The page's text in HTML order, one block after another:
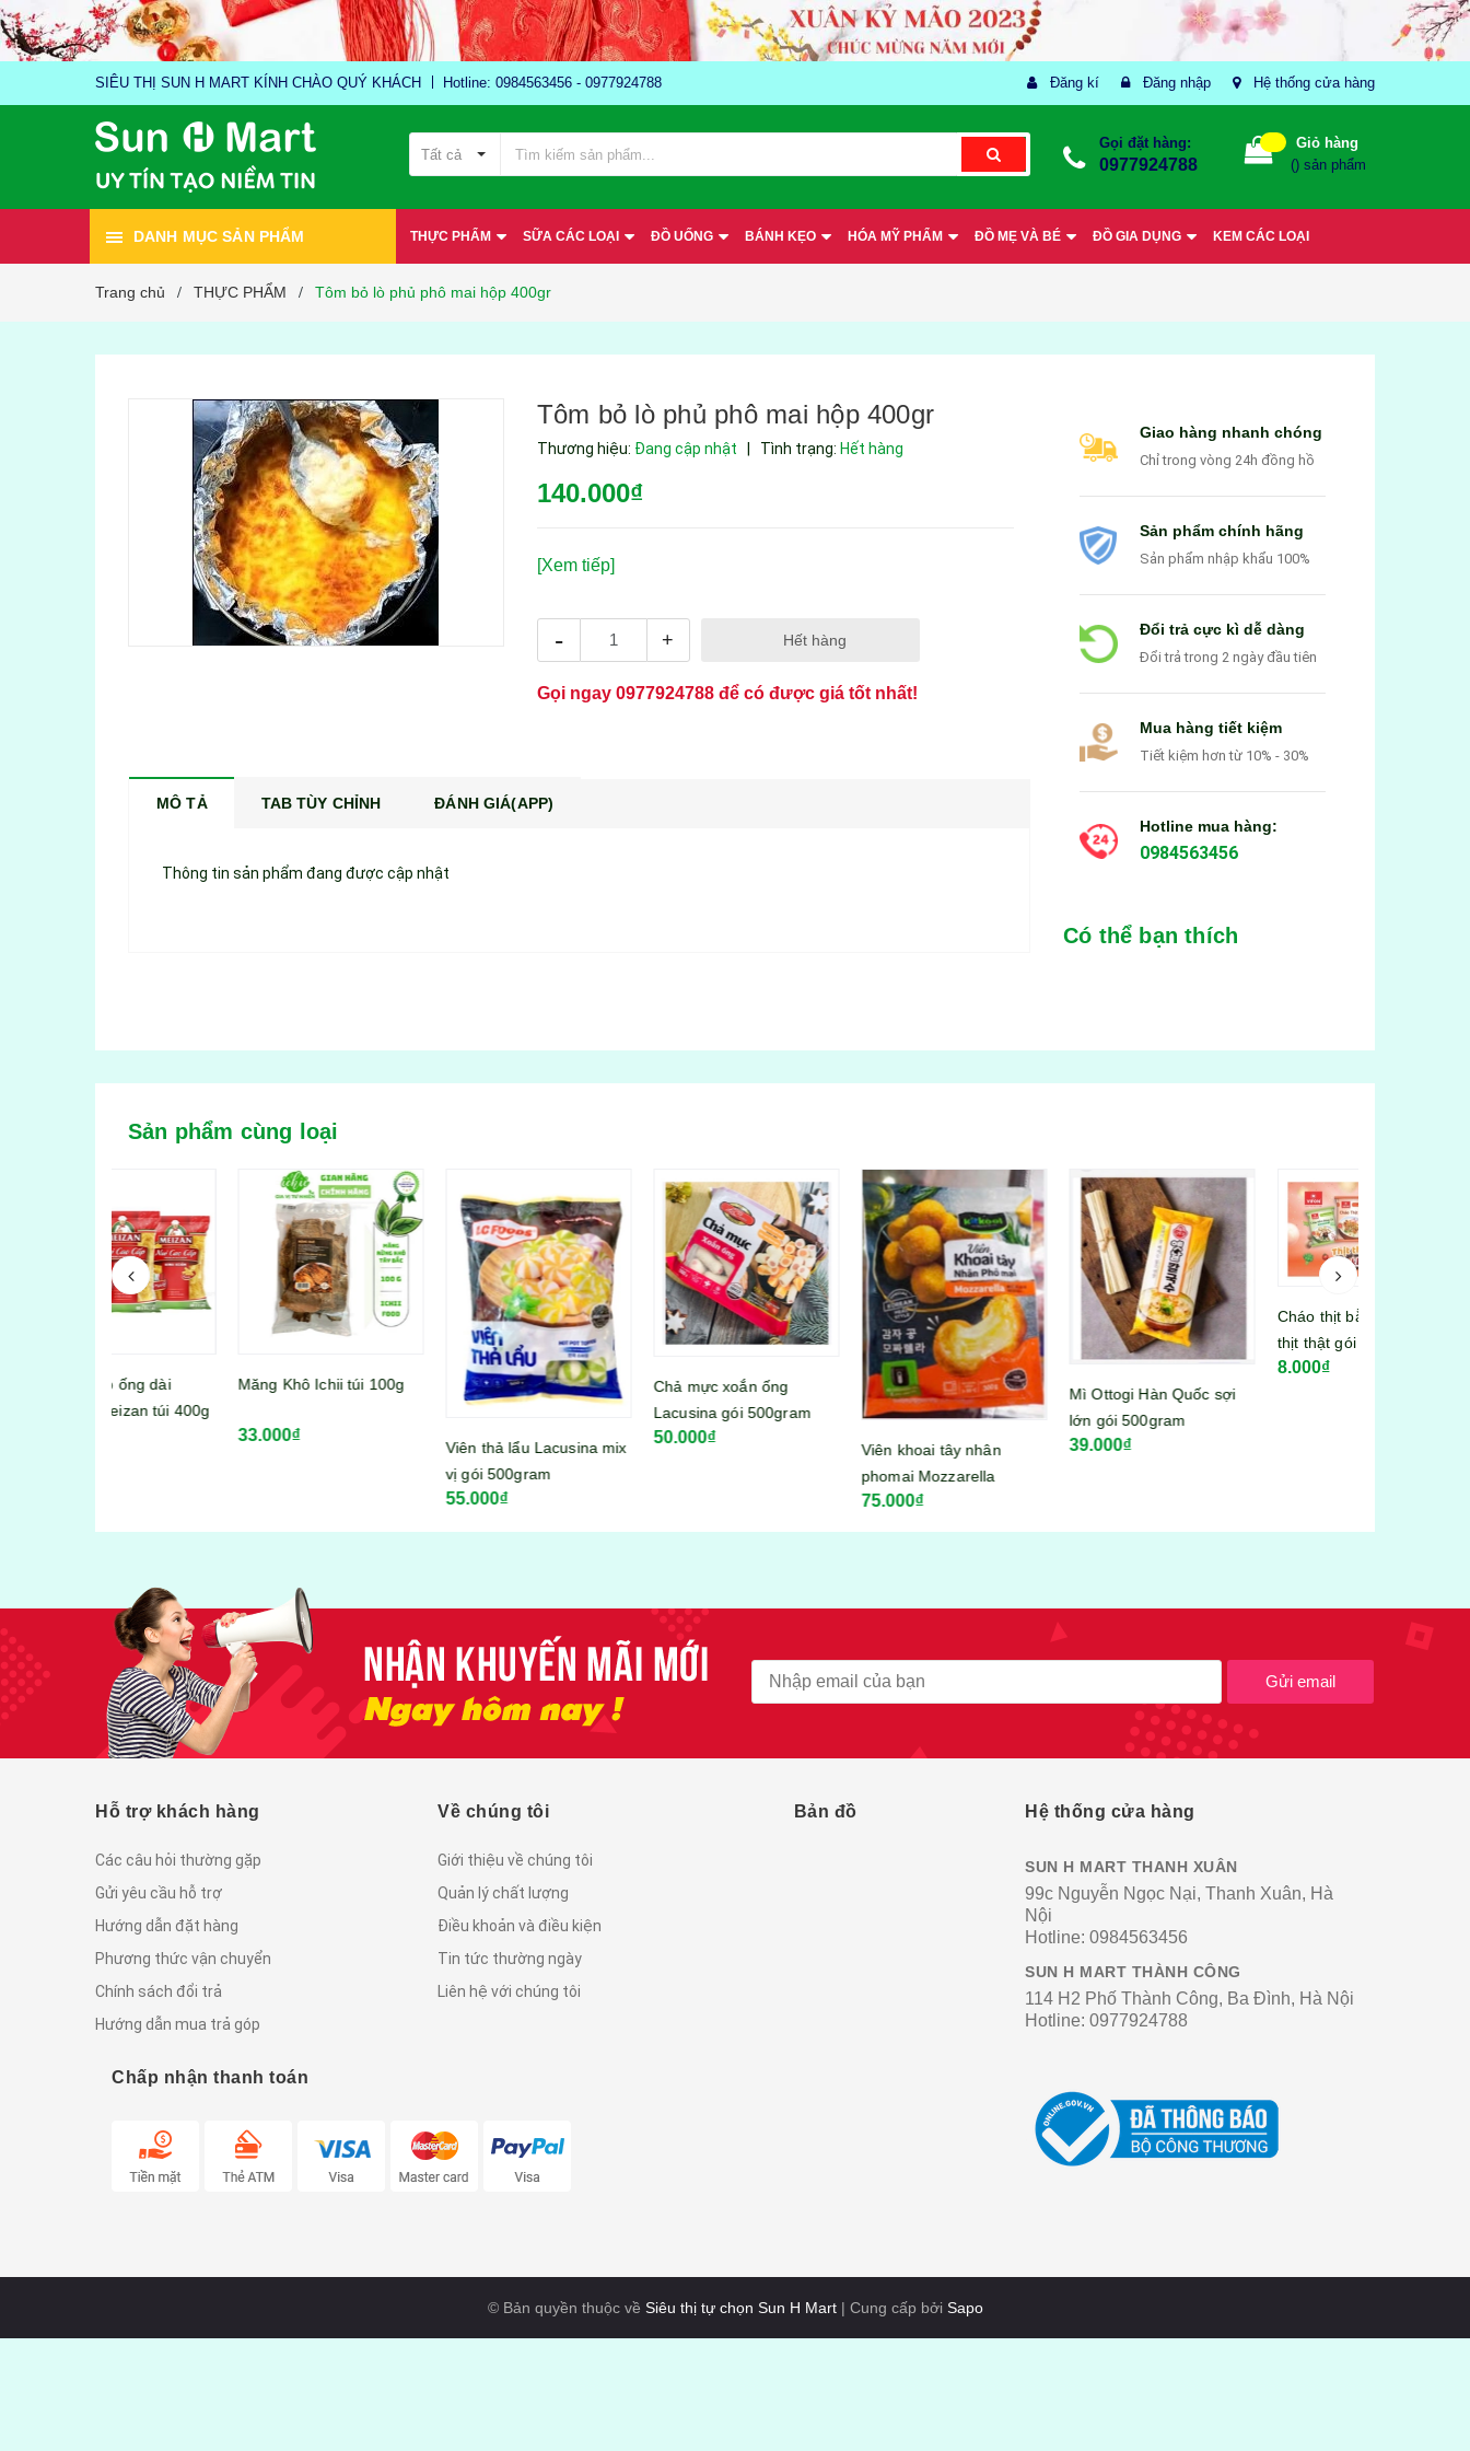
SIÊU THỊ SUN H MART KÍNH CHÀO QUÝ KHÁCH Hotline: 0984563456 - 0977924788 Đăng kí Đăng nhập Hệ thống cửa hàng
Tất cả
Gọi đặt hàng:
0977924788
Giỏ hàng
() sản phẩm
DANH MỤC SẢN PHẨM THỰC PHẨM SỮA CÁC LOẠI ĐỒ UỐNG BÁNH KẸO HÓA MỸ PHẨM ĐỒ MẸ VÀ BÉ ĐỒ GIA DỤNG KEM CÁC LOẠI
Trang chủ / THỰC PHẨM / Tôm bỏ lò phủ phô mai hộp 400gr
Tôm bỏ lò phủ phô mai hộp 400gr
Thương hiệu: Đang cập nhật Tình trạng: Hết hàng
140.000₫
[Xem tiếp]
- + Hết hàng
Gọi ngay 0977924788để có được giá tốt nhất!
MÔ TẢ TAB TÙY CHỈNH ĐÁNH GIÁ(APP)
Thông tin sản phẩm đang được cập nhật
Giao hàng nhanh chóng
Chỉ trong vòng 24h đồng hồ
Sản phẩm chính hãng
Sản phẩm nhập khẩu 100%
Đổi trả cực kì dễ dàng
Đổi trả trong 2 ngày đầu tiên
Mua hàng tiết kiệm
Tiết kiệm hơn từ 10% - 30%
Hotline mua hàng:
0984563456
Có thể bạn thích
Sản phẩm cùng loại
Măng Khô Ichii túi 100g
Viên thả lẩu Lacusina mix
Chả mực xoắn ống
Lacusina gói 500gram
Viên khoai tây nhân
phomai Mozzarella
KITKOOL gói 300gram
Mì Ottogi Hàn Quốc sợi
lớn gói 500gram
39.000₫
Cháo thịt bằm Vifon có
thịt thật gói 70g
8.000₫
Gửi email
Hỗ trợ khách hàng
Các câu hỏi thường gặp
Gửi yêu cầu hỗ trợ
Hướng dẫn đặt hàng
Phương thức vận chuyển
Chính sách đổi trả
Hướng dẫn mua trả góp
Về chúng tôi
Giới thiệu về chúng tôi
Quản lý chất lượng
Điều khoản và điều kiện
Tin tức thường ngày
Liên hệ với chúng tôi
Chấp nhận thanh toán
Bản đồ Hệ thống cửa hàng
SUN H MART THANH XUÂN
99c Nguyễn Ngọc Nại, Thanh Xuân, Hà
Nội
Hotline: 0984563456
SUN H MART THÀNH CÔNG
114 H2 Phố Thành Công, Ba Đình, Hà Nội
Hotline: 0977924788
© Bản quyền thuộc về Siêu thị tự chọn Sun H Mart| Cung cấp bởi Sapo